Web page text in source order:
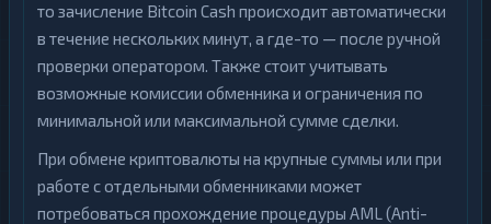
то зачисление Bitcoin Cash происходит автоматически
в течение нескольких минут, а где-то — после ручной
проверки оператором. Также стоит учитывать
возможные комиссии обменника и ограничения по
минимальной или максимальной сумме сделки.
При обмене криптовалюты на крупные суммы или при
работе с отдельными обменниками может
потребоваться прохождение процедуры AML (Anti-